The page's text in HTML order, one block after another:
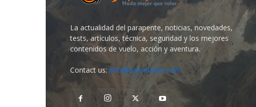
La actualidad del parapente, noticias, novedades,
tests, artículos, técnica, seguridad y los mejores
contenidos de vuelo, acción y aventura.
Contact us: info@ojovolador.com